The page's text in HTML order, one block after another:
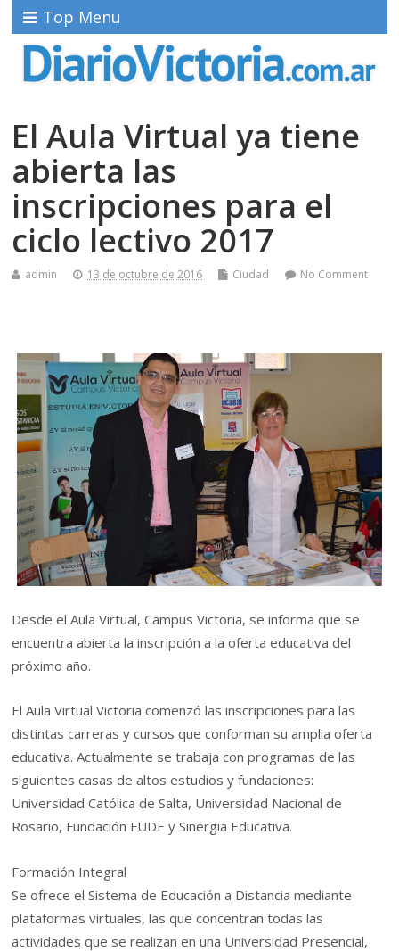
Top Menu
El Aula Virtual ya tiene
abierta las
inscripciones para el
ciclo lectivo 2017
admin 13 de octubre de 2016 Ciudad No Comment
Desde el Aula Virtual, Campus Victoria, se informa que se
encuentra abierta la inscripción a la oferta educativa del
próximo año.
El Aula Virtual Victoria comenzó las inscripciones para las
distintas carreras y cursos que conforman su amplia oferta
educativa. Actualmente se trabaja con programas de las
siguientes casas de altos estudios y fundaciones:
Universidad Católica de Salta, Universidad Nacional de
Rosario, Fundación FUDE y Sinergia Educativa.
Formación Integral
Se ofrece el Sistema de Educación a Distancia mediante
plataformas virtuales, las que concentran todas las
actividades que se realizan en una Universidad Presencial,